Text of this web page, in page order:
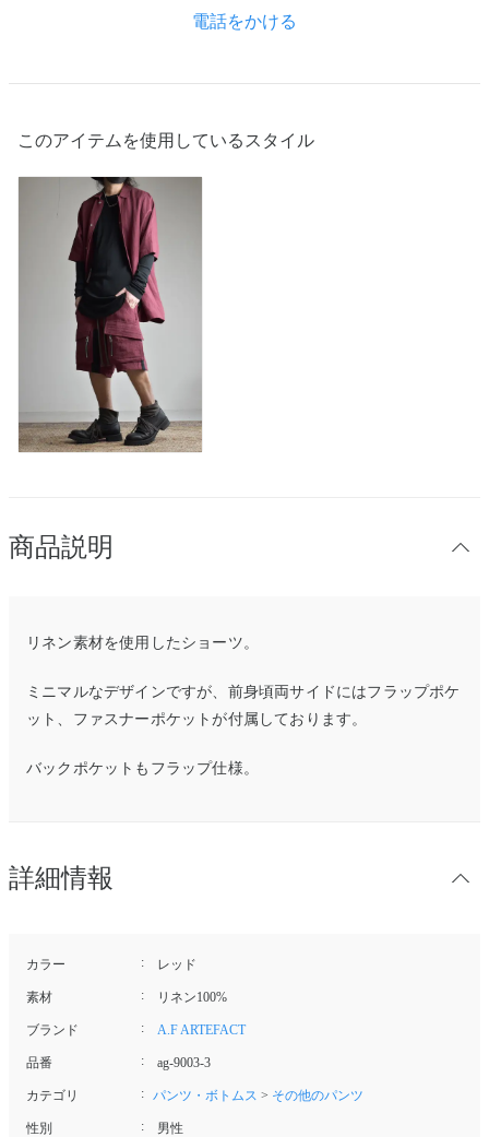
電話をかける
このアイテムを使用しているスタイル
商品説明
リネン素材を使用したショーツ。
ミニマルなデザインですが、前身頃両サイドにはフラップポケ
ット、ファスナーポケットが付属しております。
バックポケットもフラップ仕様。
詳細情報
カラー レッド
素材 リネン100%
ブランド A.F ARTEFACT
品番 ag-9003-3
カテゴリ パンツ・ボトムス > その他のパンツ
性別 男性